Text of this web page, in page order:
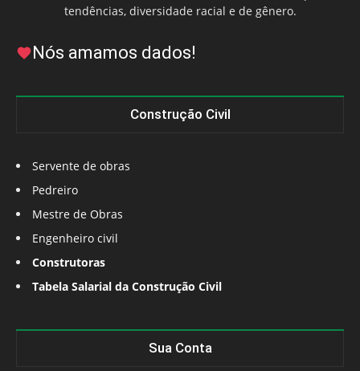
tendências, diversidade racial e de gênero.
Nós amamos dados!
Construção Civil
Servente de obras
Pedreiro
Mestre de Obras
Engenheiro civil
Construtoras
Tabela Salarial da Construção Civil
Sua Conta